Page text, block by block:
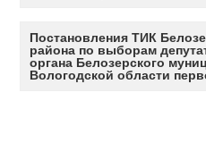
Постановления ТИК
района по выборам
органа Белозерского
Вологодской области